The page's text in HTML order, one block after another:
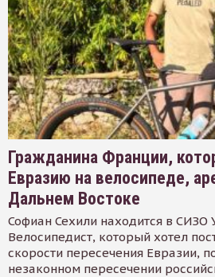
Гражданина Франции,
Евразию на велосипеде,
Дальнем Востоке
Софиан Сехили находится в СИЗО
Велосипедист, который хотел
скорости пересечения Евразии,
незаконном пересечении